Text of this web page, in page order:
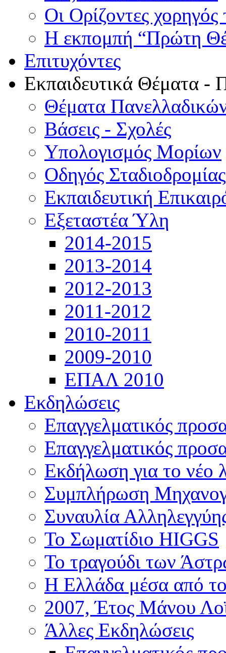
Οι Ορίζοντες
Η εκπομπή “Πρώτη
Επιτυχόντες
Εκπαιδευτικά Θέματα -
Θέματα
Βάσεις - Σχολές
Υπολογισμός Μορίων
Οδηγός Σταδιοδρομίας
Εκπαιδευτική
Εξεταστέα Ύλη
2014-2015
2013-2014
2012-2013
2011-2012
2010-2011
2009-2010
ΕΠΑΛ 2010
Εκδηλώσεις
Επαγγελματικός
Επαγγελματικός
Εκδήλωση για το νέο
Συμπλήρωση
Συναυλία
Το Σωματίδιο HIGGS
Το τραγούδι των
Η Ελλάδα μέσα από
2007, Έτος Μάνου
Άλλες Εκδηλώσεις